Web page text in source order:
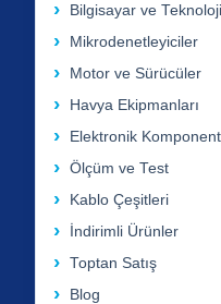
Bilgisayar ve Teknoloji
Mikrodenetleyiciler
Motor ve Sürücüler
Havya Ekipmanları
Elektronik Komponent
Ölçüm ve Test
Kablo Çeşitleri
İndirimli Ürünler
Toptan Satış
Blog